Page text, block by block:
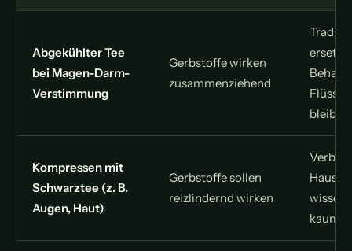
Abgekühlter Tee
bei Magen-Darm-
Verstimmung
Gerbstoffe wirken
zusammenziehend
ersetzt
bleibt
Kompressen mit
Schwarztee (z. B.
Augen, Haut)
Gerbstoffe sollen
reizlindernd wirken
kaum